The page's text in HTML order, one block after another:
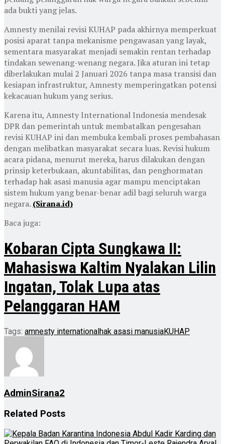
ada bukti yang jelas.
Amnesty menilai revisi KUHAP pada akhirnya memperkuat
posisi aparat tanpa mekanisme pengawasan yang layak,
sementara masyarakat menjadi semakin rentan terhadap
tindakan sewenang-wenang negara. Jika aturan ini tetap
diberlakukan mulai 2 Januari 2026 tanpa masa transisi dan
kesiapan infrastruktur, Amnesty memperingatkan potensi
kekacauan hukum yang serius.
Karena itu, Amnesty International Indonesia mendesak
DPR dan pemerintah untuk membatalkan pengesahan
revisi KUHAP ini dan membuka kembali proses pembahasan
dengan melibatkan masyarakat secara luas. Revisi hukum
acara pidana, menurut mereka, harus dilakukan dengan
prinsip keterbukaan, akuntabilitas, dan penghormatan
terhadap hak asasi manusia agar mampu menciptakan
sistem hukum yang benar-benar adil bagi seluruh warga
negara. (Sirana.id)
Baca juga:
Kobaran Cipta Sungkawa II:
Mahasiswa Kaltim Nyalakan Lilin
Ingatan, Tolak Lupa atas
Pelanggaran HAM
Tags: amnesty internationalhak asasi manusiaKUHAP
AdminSirana2
Related Posts